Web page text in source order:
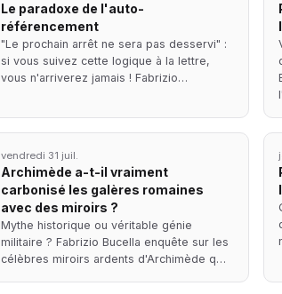
Le paradoxe de l'auto-
référencement
"Le prochain arrêt ne sera pas desservi" :
si vous suivez cette logique à la lettre,
vous n'arriverez jamais ! Fabrizio…
vendredi 31 juil.
Archimède a-t-il vraiment
carbonisé les galères romaines
avec des miroirs ?
Mythe historique ou véritable génie
militaire ? Fabrizio Bucella enquête sur les
célèbres miroirs ardents d'Archimède q…